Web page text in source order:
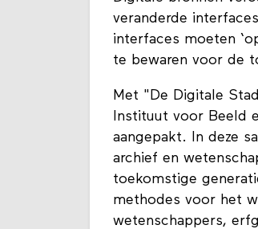
Digitale bronnen
veranderde
interfaces moeten
Met "De Digitale
Instituut voor Beeld
aangepakt. In deze
archief en
toekomstige
methodes voor het